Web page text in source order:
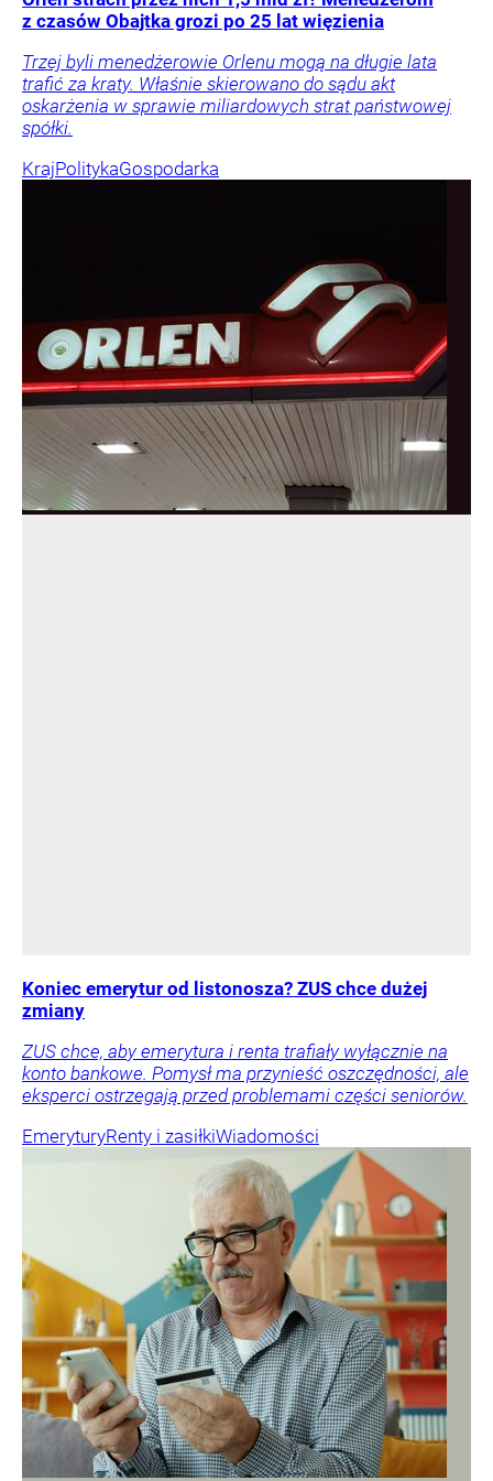
z czasów Obajtka grozi po 25 lat więzienia
Trzej byli menedżerowie Orlenu mogą na długie lata
trafić za kraty. Właśnie skierowano do sądu akt
oskarżenia w sprawie miliardowych strat państwowej
spółki.
KrajPolitykaGospodarka
Koniec emerytur od listonosza? ZUS chce dużej
zmiany
ZUS chce, aby emerytura i renta trafiały wyłącznie na
konto bankowe. Pomysł ma przynieść oszczędności, ale
eksperci ostrzegają przed problemami części seniorów.
EmeryturyRenty i zasiłkiWiadomości